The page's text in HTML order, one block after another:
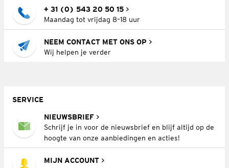
+ 31 (0) 543 20 50 15
Maandag tot vrijdag 8–18 uur
NEEM CONTACT MET ONS OP
Wij helpen je verder
SERVICE
NIEUWSBRIEF
Schrijf je in voor de nieuwsbrief en blijf altijd op de
hoogte van onze aanbiedingen en acties!
MIJN ACCOUNT